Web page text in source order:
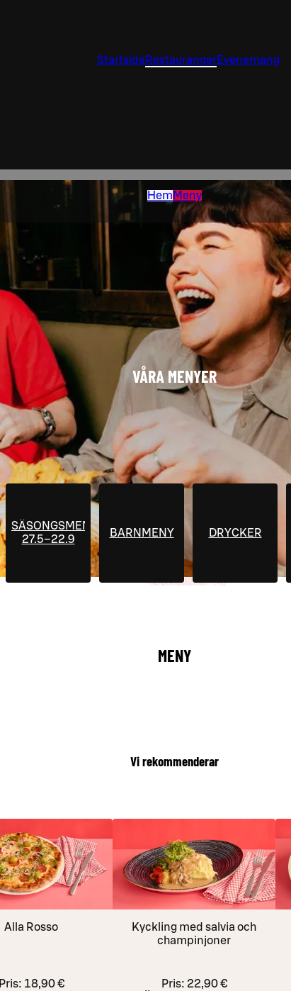
Startsida RestaurangerEvenemang
Hem Meny
VÅRA MENYER
SÄSONGSMENYER
27.5–22.9
BARNMENY DRYCKER
MENY
Vi rekommenderar
Alla Rosso
Pris: 18,90 €
Kyckling med salvia och
champinjoner
Pris: 22,90 €